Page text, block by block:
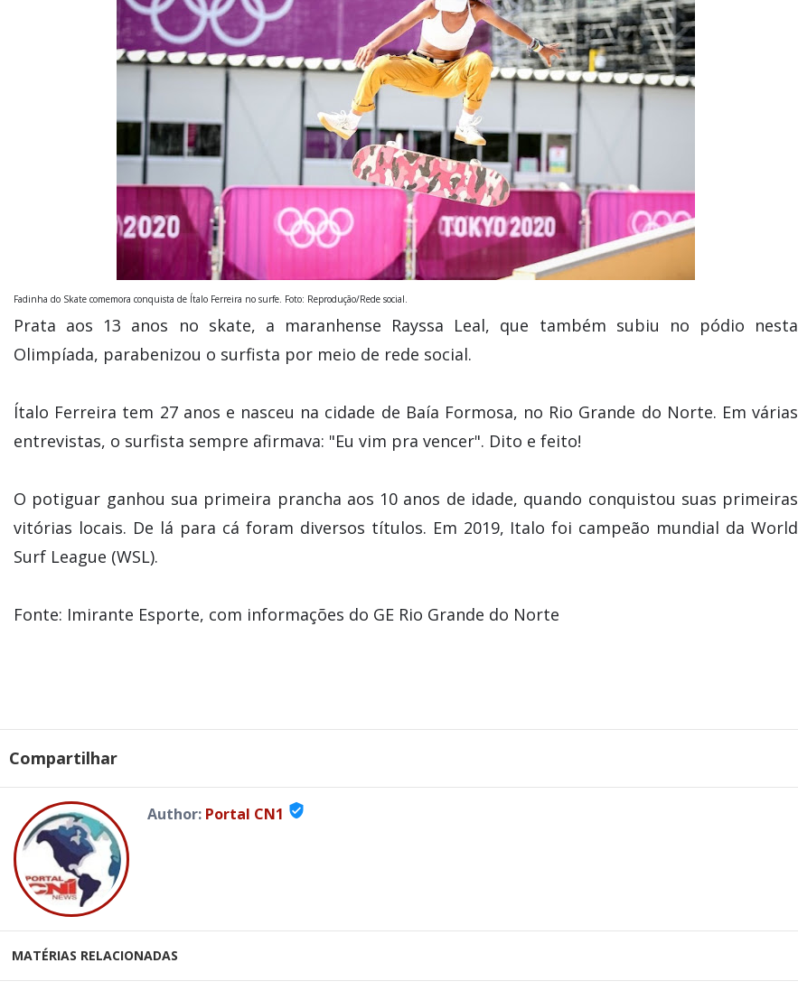
Fadinha do Skate comemora conquista de Ítalo Ferreira no surfe. Foto: Reprodução/Rede social.
Prata aos 13 anos no skate, a maranhense Rayssa Leal, que também subiu no pódio nesta
Olimpíada, parabenizou o surfista por meio de rede social.
Ítalo Ferreira tem 27 anos e nasceu na cidade de Baía Formosa, no Rio Grande do Norte. Em várias
entrevistas, o surfista sempre afirmava: "Eu vim pra vencer". Dito e feito!
O potiguar ganhou sua primeira prancha aos 10 anos de idade, quando conquistou suas primeiras
vitórias locais. De lá para cá foram diversos títulos. Em 2019, Italo foi campeão mundial da World
Surf League (WSL).
Fonte: Imirante Esporte, com informações do GE Rio Grande do Norte
Compartilhar
Author: Portal CN1 verified_user
MATÉRIAS RELACIONADAS